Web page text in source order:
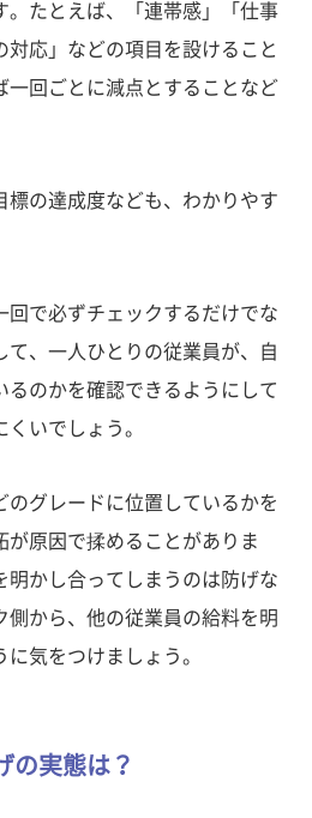
。たとえば、「連帯感」「仕事
対応」などの項目を設けること
一回ごとに減点とすることなど
標の達成度なども、わかりやす
回で必ずチェックするだけでな
て、一人ひとりの従業員が、自
るのかを確認できるようにして
いでしょう。
のグレードに位置しているかを
が原因で揉めることがありま
明かし合ってしまうのは防げな
側から、他の従業員の給料を明
気をつけましょう。
の実態は？